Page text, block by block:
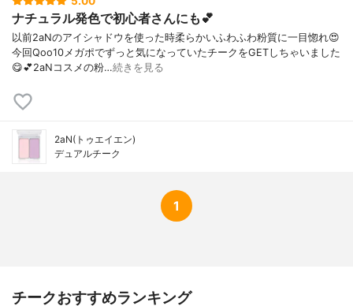
ナチュラル発色で初心者さんにも💕
以前2aNのアイシャドウを使った時柔らかいふわふわ粉質に一目惚れ😍⁡
今回Qoo10メガポでずっと気になっていたチークをGETしちゃいました
😋💕⁡2aNコスメの粉…続きを見る
2aN(トゥエイエン)
デュアルチーク
1
チークおすすめランキング